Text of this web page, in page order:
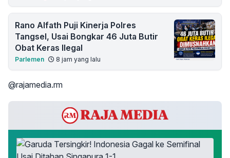
Rano Alfath Puji Kinerja Polres
Tangsel, Usai Bongkar 46 Juta Butir
Obat Keras Ilegal
Parlemen 8 jam yang lalu
@rajamedia.rm